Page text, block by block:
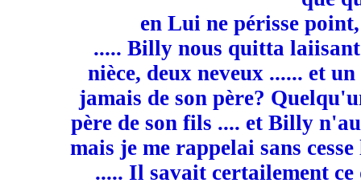
en Lui ne périsse
..... Billy nous quitta laiisant
nièce, deux neveux ...... et
jamais de son père?
père de son fils .... et Billy
mais je me rappelai sans
..... Il savait certailement